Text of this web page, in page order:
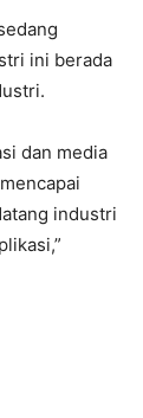
ini berada
dan media
industri